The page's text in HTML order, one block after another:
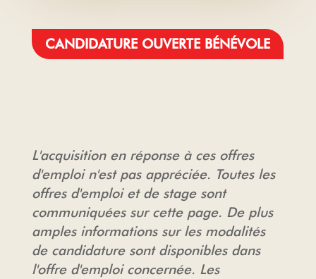
CANDIDATURE OUVERTE BÉNÉVOLE
L'acquisition en réponse à ces offres
d'emploi n'est pas appréciée. Toutes les
offres d'emploi et de stage sont
communiquées sur cette page. De plus
amples informations sur les modalités
de candidature sont disponibles dans
l'offre d'emploi concernée. Les